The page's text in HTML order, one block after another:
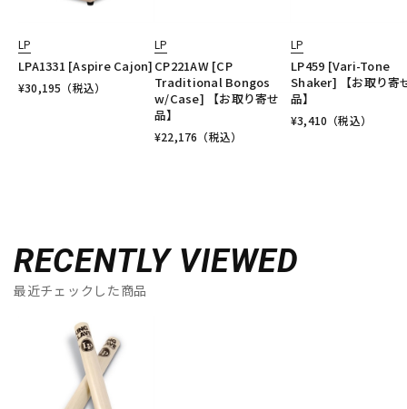
LP
LPA1331 [Aspire Cajon]
¥30,195 （税込）
LP
CP221AW [CP
Traditional Bongos
w/Case] 【お取り寄せ
品】
¥22,176 （税込）
LP
LP459 [Vari-Tone
Shaker] 【お取り寄
品】
¥3,410 （税込）
RECENTLY VIEWED
最近チェックした商品